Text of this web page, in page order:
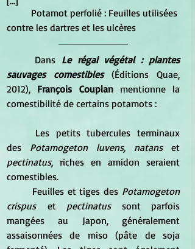
contre les dartres et les ulcères
Dans Le régal végétal : plantes
sauvages comestibles (Éditions Quae,
2012), François Couplan mentionne la
comestibilité de certains potamots :
des Potamogeton luvens, natans
pectinatus, riches en amidon seraient
comestibles.
	Feuilles et tiges des
Potamogeton
crispus et pectinatus sont parfois
mangées au Japon, généralement
assaisonnées de miso (pâte de soja